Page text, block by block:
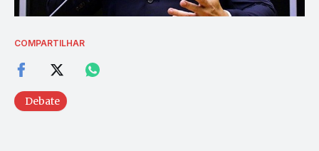
COMPARTILHAR
Debate